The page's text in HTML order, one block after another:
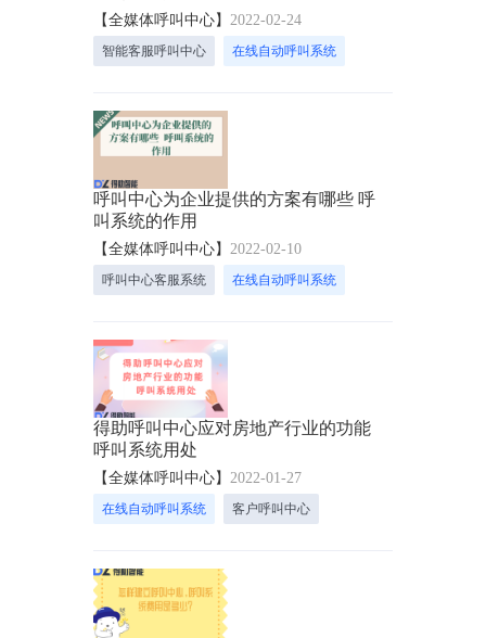
【全媒体呼叫中心】 2022-02-24
智能客服呼叫中心 在线自动呼叫系统
呼叫中心为企业提供的方案有哪些 呼
叫系统的作用
【全媒体呼叫中心】 2022-02-10
呼叫中心客服系统 在线自动呼叫系统
得助呼叫中心应对房地产行业的功能
呼叫系统用处
【全媒体呼叫中心】 2022-01-27
在线自动呼叫系统 客户呼叫中心